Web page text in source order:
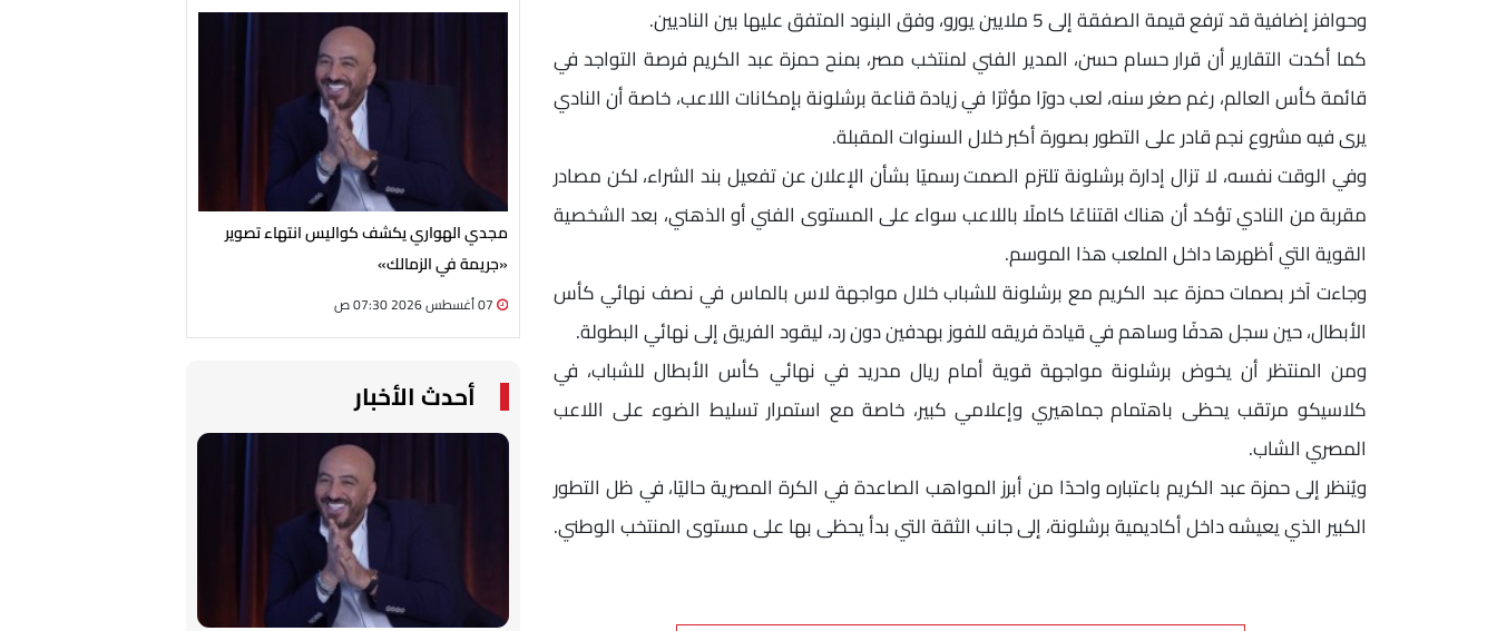
وحوافز إضافية قد ترفع قيمة الصفقة إلى 5 ملايين يورو، وفق البنود المتفق عليها بين الناديين.
كما أكدت التقارير أن قرار حسام حسن، المدير الفني لمنتخب مصر، بمنح حمزة عبد الكريم فرصة التواجد في
قائمة كأس العالم، رغم صغر سنه، لعب دورًا مؤثرًا في زيادة قناعة برشلونة بإمكانات اللاعب، خاصة أن النادي
يرى فيه مشروع نجم قادر على التطور بصورة أكبر خلال السنوات المقبلة.
وفي الوقت نفسه، لا تزال إدارة برشلونة تلتزم الصمت رسميًا بشأن الإعلان عن تفعيل بند الشراء، لكن مصادر
مقربة من النادي تؤكد أن هناك اقتناعًا كاملًا باللاعب سواء على المستوى الفني أو الذهني، بعد الشخصية
القوية التي أظهرها داخل الملعب هذا الموسم.
وجاءت آخر بصمات حمزة عبد الكريم مع برشلونة للشباب خلال مواجهة لاس بالماس في نصف نهائي كأس
الأبطال، حين سجل هدفًا وساهم في قيادة فريقه للفوز بهدفين دون رد، ليقود الفريق إلى نهائي البطولة.
ومن المنتظر أن يخوض برشلونة مواجهة قوية أمام ريال مدريد في نهائي كأس الأبطال للشباب، في
كلاسيكو مرتقب يحظى باهتمام جماهيري وإعلامي كبير، خاصة مع استمرار تسليط الضوء على اللاعب
المصري الشاب.
ويُنظر إلى حمزة عبد الكريم باعتباره واحدًا من أبرز المواهب الصاعدة في الكرة المصرية حاليًا، في ظل التطور
الكبير الذي يعيشه داخل أكاديمية برشلونة، إلى جانب الثقة التي بدأ يحظى بها على مستوى المنتخب الوطني.
مجدي الهواري يكشف كواليس انتهاء تصوير
«جريمة في الزمالك»
أحدث الأخبار